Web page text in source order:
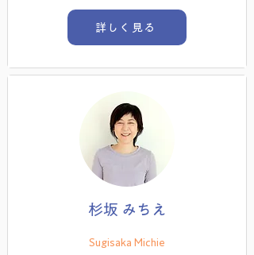
詳しく見る
杉坂 みちえ
Sugisaka Michie